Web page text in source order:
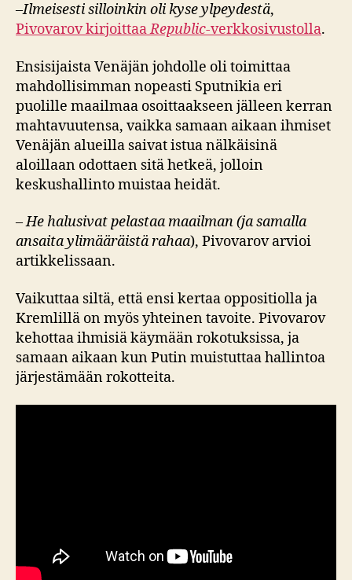
–Ilmeisesti silloinkin oli kyse ylpeydestä,
Pivovarov kirjoittaaRepublic-verkkosivustolla.
Ensisijaista Venäjän johdolle oli toimittaa
mahdollisimman nopeasti Sputnikia eri
puolille maailmaa osoittaakseen jälleen kerran
mahtavuutensa, vaikka samaan aikaan ihmiset
Venäjän alueilla saivat istua nälkäisinä
aloillaan odottaen sitä hetkeä, jolloin
keskushallinto muistaa heidät.
–He halusivat pelastaa maailman (ja samalla
ansaita ylimääräistä rahaa), Pivovarov arvioi
artikkelissaan.
Vaikuttaa siltä, että ensi kertaa oppositiolla ja
Kremlillä on myös yhteinen tavoite. Pivovarov
kehottaa ihmisiä käymään rokotuksissa, ja
samaan aikaan kun Putin muistuttaa hallintoa
järjestämään rokotteita.